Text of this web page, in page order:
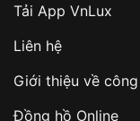
sản phẩm
hàng
Số tiền còn
Tải App VnLux
Liên hệ
Giới thiệu về
Đồng hồ Online